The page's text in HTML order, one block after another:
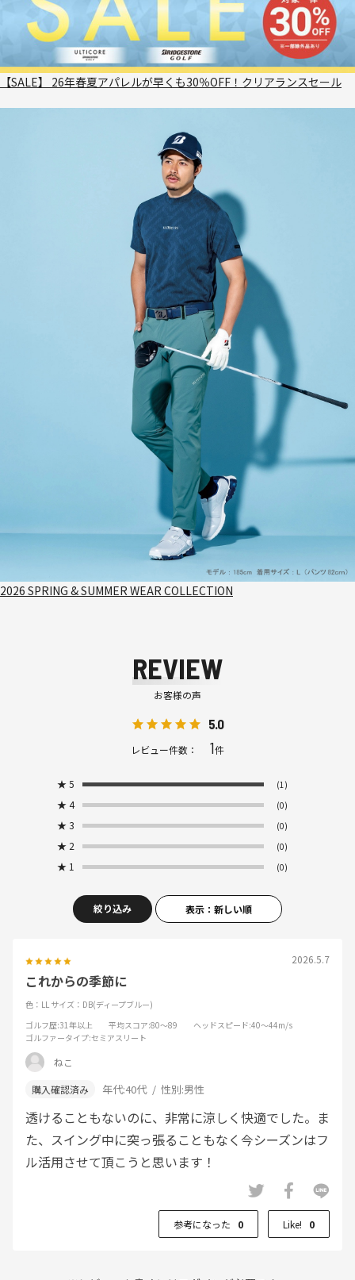
【SALE】 26年春夏アパレルが早くも30％OFF！クリアランスセール
2026 SPRING & SUMMER WEAR COLLECTION
REVIEW
お客様の声
5.0
レビュー件数： 1件
★ 5 (1)
★ 4 (0)
★ 3 (0)
★ 2 (0)
★ 1 (0)
絞り込み 表示：新しい順
2026.5.7
これからの季節に
色：LL サイズ：DB(ディープブルー)
ゴルフ歴:31年以上 平均スコア:80～89 ヘッドスピード:40～44m/s
ゴルファータイプ:セミアスリート
ねこ
年代:40代 性別:男性
透けることもないのに、非常に涼しく快適でした。ま
た、スイング中に突っ張ることもなく今シーズンはフ
ル活用させて頂こうと思います！
参考になった 0 Like! 0